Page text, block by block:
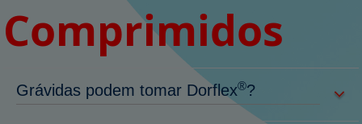
Comprimidos
Grávidas podem tomar Dorflex®?